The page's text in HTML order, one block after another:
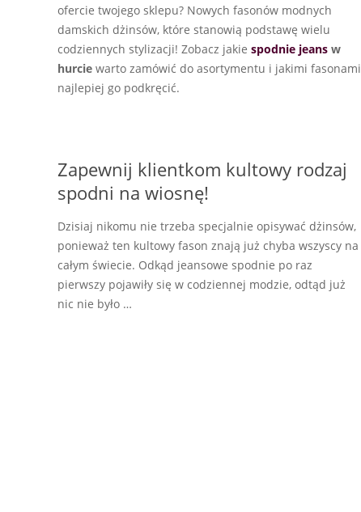
ofercie twojego sklepu? Nowych fasonów modnych
damskich dżinsów, które stanowią podstawę wielu
codziennych stylizacji! Zobacz jakie spodnie jeans w
hurcie warto zamówić do asortymentu i jakimi fasonami
najlepiej go podkręcić.
Zapewnij klientkom kultowy rodzaj
spodni na wiosnę!
Dzisiaj nikomu nie trzeba specjalnie opisywać dżinsów,
ponieważ ten kultowy fason znają już chyba wszyscy na
całym świecie. Odkąd jeansowe spodnie po raz
pierwszy pojawiły się w codziennej modzie, odtąd już
nic nie było …